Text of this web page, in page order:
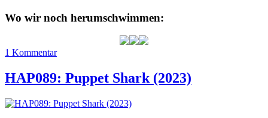
Wo wir noch herumschwimmen:
1 Kommentarzu
No
Way
(2024)
HAP089: Puppet Shark (2023)